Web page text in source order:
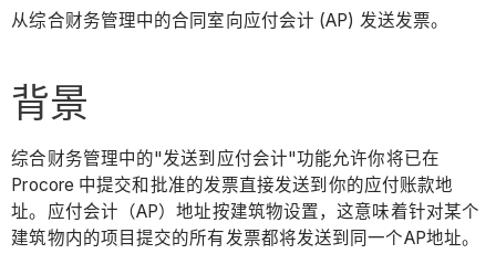
从综合财务管理中的合同室向应付会计 (AP) 发送发票。
背景
综合财务管理中的"发送到应付会计"功能允许你将已在
Procore 中提交和批准的发票直接发送到你的应付账款地
址。应付会计（AP）地址按建筑物设置，这意味着针对某个
建筑物内的项目提交的所有发票都将发送到同一个AP地址。